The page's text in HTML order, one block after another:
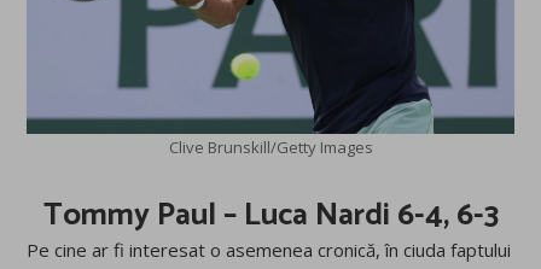
Clive Brunskill/Getty Images
Tommy Paul – Luca Nardi 6-4, 6-3
Pe cine ar fi interesat o asemenea cronică, în ciuda faptului